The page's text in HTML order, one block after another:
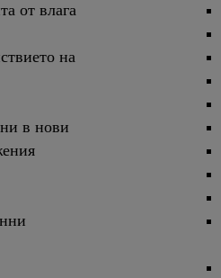
от влага
на
в нови